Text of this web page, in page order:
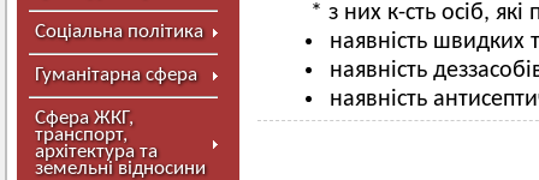
Соціальна політика
Гуманітарна сфера
Сфера ЖКГ,
транспорт,
архітектура та
земельні відносини
* з них к-сть осіб, які
наявність швидких
наявність
наявність